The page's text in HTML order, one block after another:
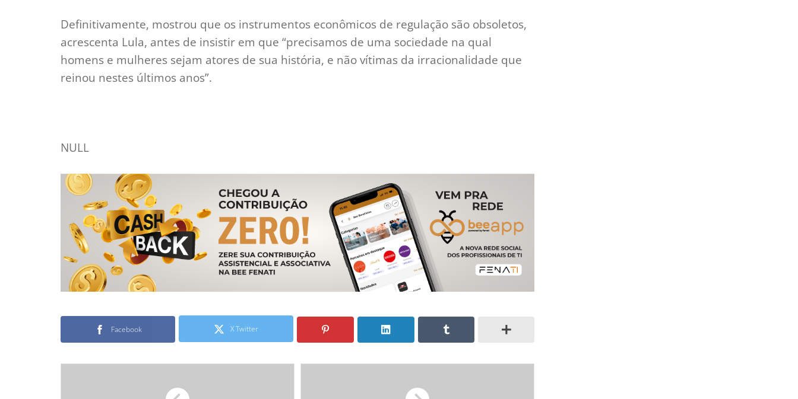
Definitivamente, mostrou que os instrumentos econômicos de regulação são obsoletos,
acrescenta Lula, antes de insistir em que “precisamos de uma sociedade na qual
homens e mulheres sejam atores de sua história, e não vítimas da irracionalidade que
reinou nestes últimos anos”.
NULL
Facebook X Twitter